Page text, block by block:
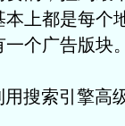
本上都是每个
一个广告版块
用搜索引擎高